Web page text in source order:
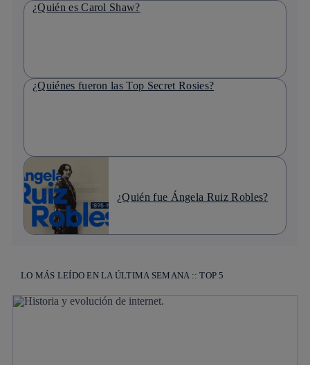
¿Quién es Carol Shaw?
¿Quiénes fueron las Top Secret Rosies?
¿Quién fue Ángela Ruiz Robles?
LO MÁS LEÍDO EN LA ÚLTIMA SEMANA :: TOP 5